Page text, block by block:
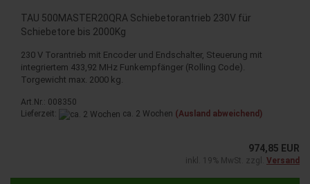
TAU 500MASTER20QRA Schiebetorantrieb 230V für
Schiebetore bis 2000Kg
230 V Torantrieb mit Encoder und Endschalter, Steuerung mit
integriertem 433,92 MHz Funkempfänger (Rolling Code).
Torgewicht max. 2000 kg.
Art.Nr.: 008350
Lieferzeit:
ca. 2 Wochen (Ausland abweichend)
974,85 EUR
inkl. 19% MwSt. zzgl. Versand